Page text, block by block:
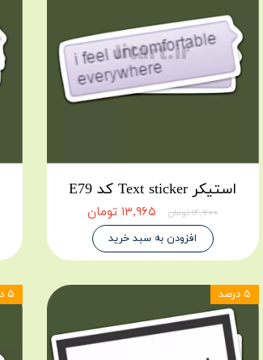
استیکر Text sticker کد E79
۱۴,۷۰۰ تومان ۱۳,۹۶۵ تومان
افزودن به سبد خرید
۵ درصد ۵ درصد